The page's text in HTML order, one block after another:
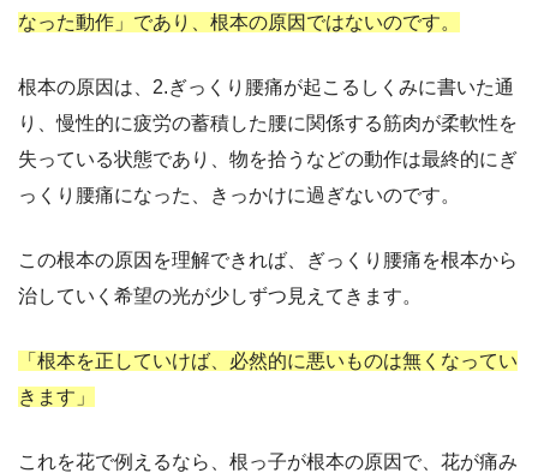
なった動作」であり、根本の原因ではないのです。
根本の原因は、2.ぎっくり腰痛が起こるしくみに書いた通
り、慢性的に疲労の蓄積した腰に関係する筋肉が柔軟性を
失っている状態であり、物を拾うなどの動作は最終的にぎ
っくり腰痛になった、きっかけに過ぎないのです。
この根本の原因を理解できれば、ぎっくり腰痛を根本から
治していく希望の光が少しずつ見えてきます。
「根本を正していけば、必然的に悪いものは無くなってい
きます」
これを花で例えるなら、根っ子が根本の原因で、花が痛み